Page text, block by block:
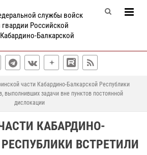
службы войск
Российской
Балкарской
части Кабардино-Балкарской Республики
выполнивших задачи вне пунктов постоянной
дислокации
КАБАРДИНО-
ВСТРЕТИЛИ